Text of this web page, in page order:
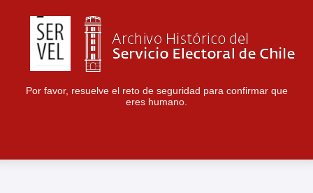
Por favor, resuelve el reto de seguridad para confirmar que
eres humano.